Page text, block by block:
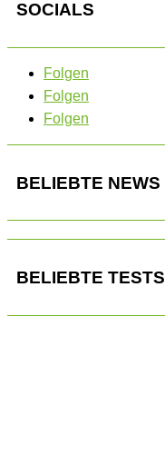
SOCIALS
Folgen
Folgen
Folgen
BELIEBTE NEWS
BELIEBTE TESTS